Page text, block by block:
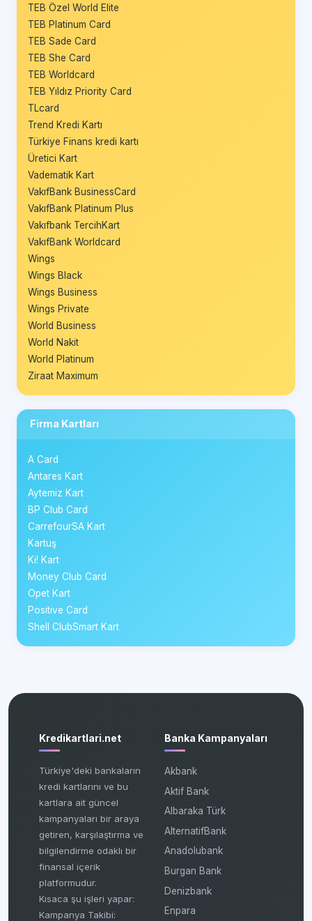
TEB Özel World Elite
TEB Platinum Card
TEB Sade Card
TEB She Card
TEB Worldcard
TEB Yıldız Priority Card
TLcard
Trend Kredi Kartı
Türkiye Finans kredi kartı
Üretici Kart
Vadematik Kart
VakıfBank BusinessCard
VakıfBank Platinum Plus
Vakıfbank TercihKart
VakıfBank Worldcard
Wings
Wings Black
Wings Business
Wings Private
World Business
World Nakit
World Platinum
Ziraat Maximum
Firma Kartları
A Card
Antares Kart
Aytemiz Kart
BP Club Card
CarrefourSA Kart
Kartuş
Ki! Kart
Money Club Card
Opet Kart
Positive Card
Shell ClubSmart Kart
Kredikartlari.net
Türkiye'deki bankaların
kredi kartlarını ve bu
kartlara ait güncel
kampanyaları bir araya
getiren, karşılaştırma ve
bilgilendirme odaklı bir
finansal içerik
platformudur.
Kısaca şu işleri yapar:
Kampanya Takibi:
Banka Kampanyaları
Akbank
Aktif Bank
Albaraka Türk
AlternatifBank
Anadolubank
Burgan Bank
Denizbank
Enpara